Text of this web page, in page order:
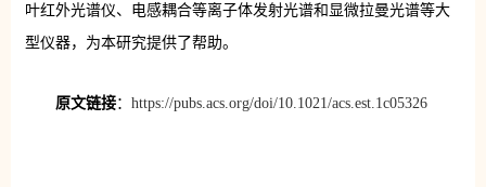
叶红外光谱仪、电感耦合等离子体发射光谱和显微拉曼光谱等大
型仪器，为本研究提供了帮助。
原文链接： https://pubs.acs.org/doi/10.1021/acs.est.1c05326